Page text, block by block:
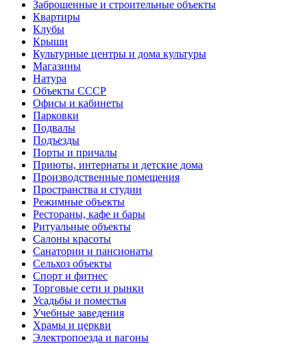
Заброшенные и строительные объекты
Квартиры
Клубы
Крыши
Культурные центры и дома культуры
Магазины
Натура
Объекты СССР
Офисы и кабинеты
Парковки
Подвалы
Подъезды
Порты и причалы
Приюты, интернаты и детские дома
Производственные помещения
Пространства и студии
Режимные объекты
Рестораны, кафе и бары
Ритуальные объекты
Салоны красоты
Санатории и пансионаты
Сельхоз объекты
Спорт и фитнес
Торговые сети и рынки
Усадьбы и поместья
Учебные заведения
Храмы и церкви
Электропоезда и вагоны